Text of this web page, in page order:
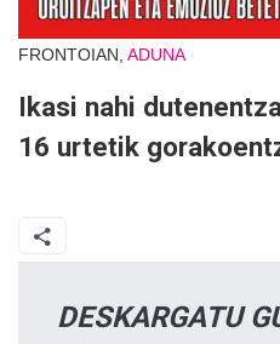
FRONTOIAN, ADUNA
Ikasi nahi
16 urtetik
DESKARGATU